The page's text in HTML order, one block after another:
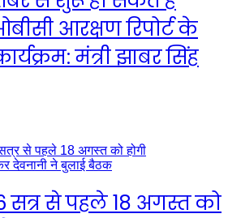
आरक्षण रिपोर्ट के
मंत्री झाबर सिंह
सत्र से पहले 18 अगस्त को